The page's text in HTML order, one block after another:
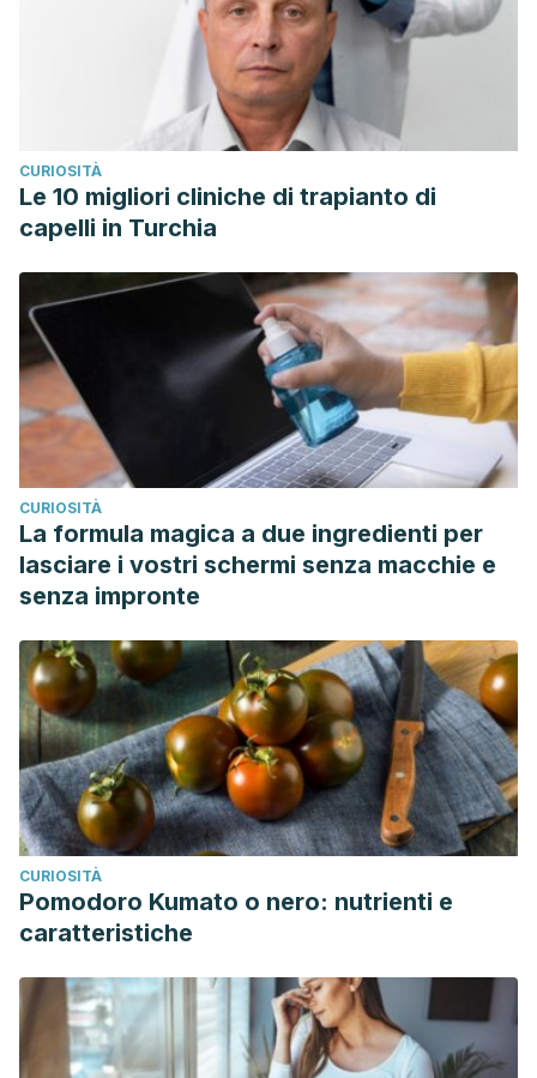
CURIOSITÀ
Le 10 migliori cliniche di trapianto di
capelli in Turchia
CURIOSITÀ
La formula magica a due ingredienti per
lasciare i vostri schermi senza macchie e
senza impronte
CURIOSITÀ
Pomodoro Kumato o nero: nutrienti e
caratteristiche